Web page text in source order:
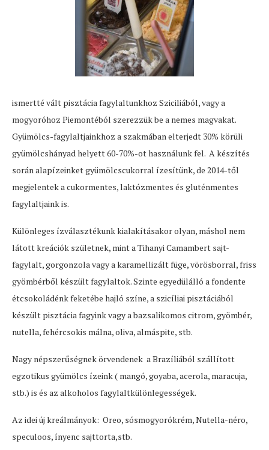
ismertté vált pisztácia fagylaltunkhoz Sziciliából, vagy a
mogyoróhoz Piemontéból szerezzük be a nemes magvakat.
Gyümölcs-fagylaltjainkhoz a szakmában elterjedt 30% körüli
gyümölcshányad helyett 60-70%-ot használunk fel. A készítés
során alapízeinket gyümölcscukorral ízesítünk, de 2014-től
megjelentek a cukormentes, laktózmentes és gluténmentes
fagylaltjaink is.
Különleges ízválasztékunk kialakításakor olyan, máshol nem
látott kreációk születnek, mint a Tihanyi Camambert sajt-
fagylalt, gorgonzola vagy a karamellizált füge, vörösborral, friss
gyömbérből készült fagylaltok. Szinte egyedülálló a fondente
étcsokoládénk feketébe hajló színe, a szicíliai pisztáciából
készült pisztácia fagyink vagy a bazsalikomos citrom, gyömbér,
nutella, fehércsokis málna, oliva, almáspite, stb.
Nagy népszerűségnek örvendenek a Brazíliából szállított
egzotikus gyümölcs ízeink ( mangó, goyaba, acerola, maracuja,
stb.) is és az alkoholos fagylaltkülönlegességek.
Az idei új kreálmányok: Oreo, sósmogyorókrém, Nutella-néro,
speculoos, ínyenc sajttorta,stb.